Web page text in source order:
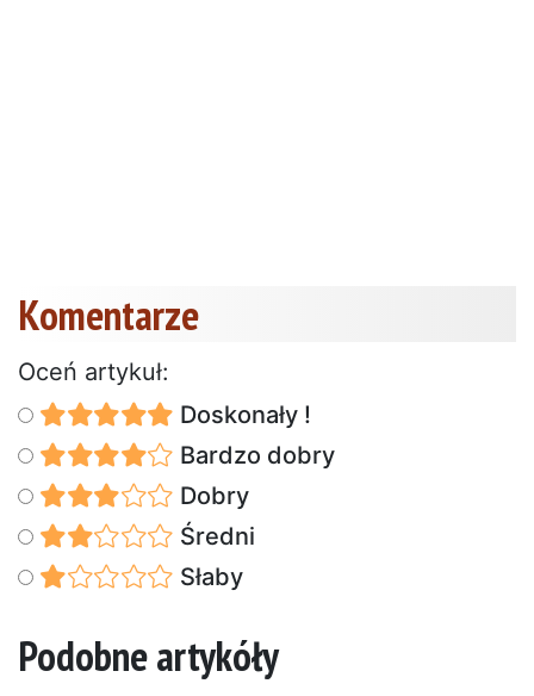
Komentarze
Oceń artykuł:
Doskonały !
Bardzo dobry
Dobry
Średni
Słaby
Podobne artykóły